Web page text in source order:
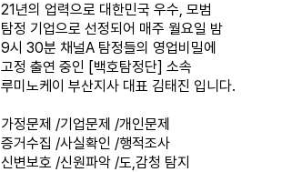
21년의 업력으로 대한민국 우수, 모범
탐정 기업으로 선정되어 매주 월요일 밤
9시 30분 채널A 탐정들의 영업비밀에
고정 출연 중인 [백호탐정단] 소속
루미노케이 부산지사 대표 김태진 입니다.
가정문제 /기업문제 /개인문제
증거수집 /사실확인 /행적조사
신변보호 /신원파악 /도,감청 탐지